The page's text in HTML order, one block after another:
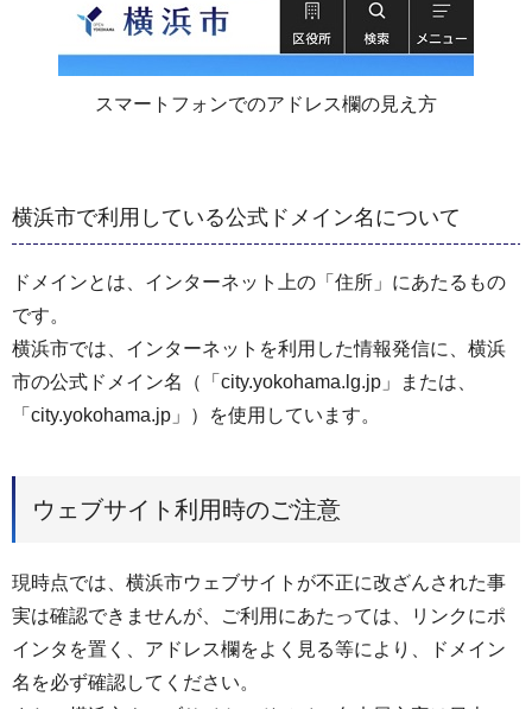
スマートフォンでのアドレス欄の見え方
横浜市で利用している公式ドメイン名について
ドメインとは、インターネット上の「住所」にあたるもの
です。
横浜市では、インターネットを利用した情報発信に、横浜
市の公式ドメイン名（「city.yokohama.lg.jp」または、
「city.yokohama.jp」）を使用しています。
ウェブサイト利用時のご注意
現時点では、横浜市ウェブサイトが不正に改ざんされた事
実は確認できませんが、ご利用にあたっては、リンクにポ
インタを置く、アドレス欄をよく見る等により、ドメイン
名を必ず確認してください。